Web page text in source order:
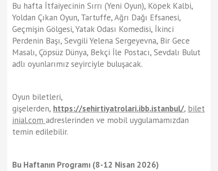
Bu hafta İtfaiyecinin Sırrı (Yeni Oyun), Köpek Kalbi,
Yoldan Çıkan Oyun, Tartuffe, Ağrı Dağı Efsanesi,
Geçmişin Gölgesi, Yatak Odası Komedisi, İkinci
Perdenin Başı, Sevgili Yelena Sergeyevna, Bir Gece
Masalı, Çöpsüz Dünya, Bekçi İle Postacı, Sevdalı Bulut
adlı oyunlarımız seyirciyle buluşacak.
Oyun biletleri,
gişelerden, https://sehirtiyatrolari.ibb.istanbul/, bilet
inial.com adreslerinden ve mobil uygulamamızdan
temin edilebilir.
Bu Haftanın Programı (8-12 Nisan 2026)